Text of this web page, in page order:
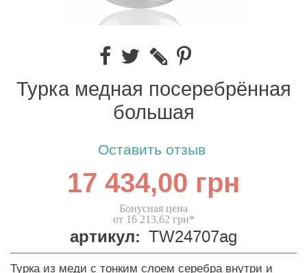
Турка медная посеребрённая
большая
Оставить отзыв
17 434,00 грн
Бонусная цена
от 16 213,62 грн*
артикул: TW24707ag
Турка из меди с тонким слоем серебра внутри и